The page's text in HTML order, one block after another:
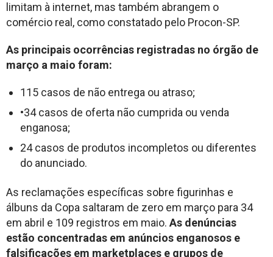
limitam à internet, mas também abrangem o
comércio real, como constatado pelo Procon-SP.
As principais ocorrências registradas no órgão de
março a maio foram:
115 casos de não entrega ou atraso;
•34 casos de oferta não cumprida ou venda
enganosa;
24 casos de produtos incompletos ou diferentes
do anunciado.
As reclamações específicas sobre figurinhas e
álbuns da Copa saltaram de zero em março para 34
em abril e 109 registros em maio. As denúncias
estão concentradas em anúncios enganosos e
falsificações em marketplaces e grupos de